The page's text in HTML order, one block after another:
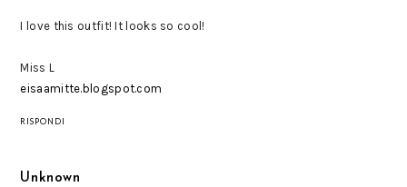
I love this outfit! It looks so cool!
Miss L
eisaamitte.blogspot.com
RISPONDI
Unknown